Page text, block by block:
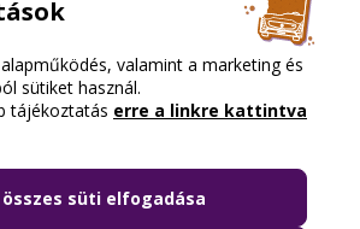
tanácsok
valamint a marketing és
sütiket használ.
tájékoztatás erre a linkre kattintva
összes süti elfogadása